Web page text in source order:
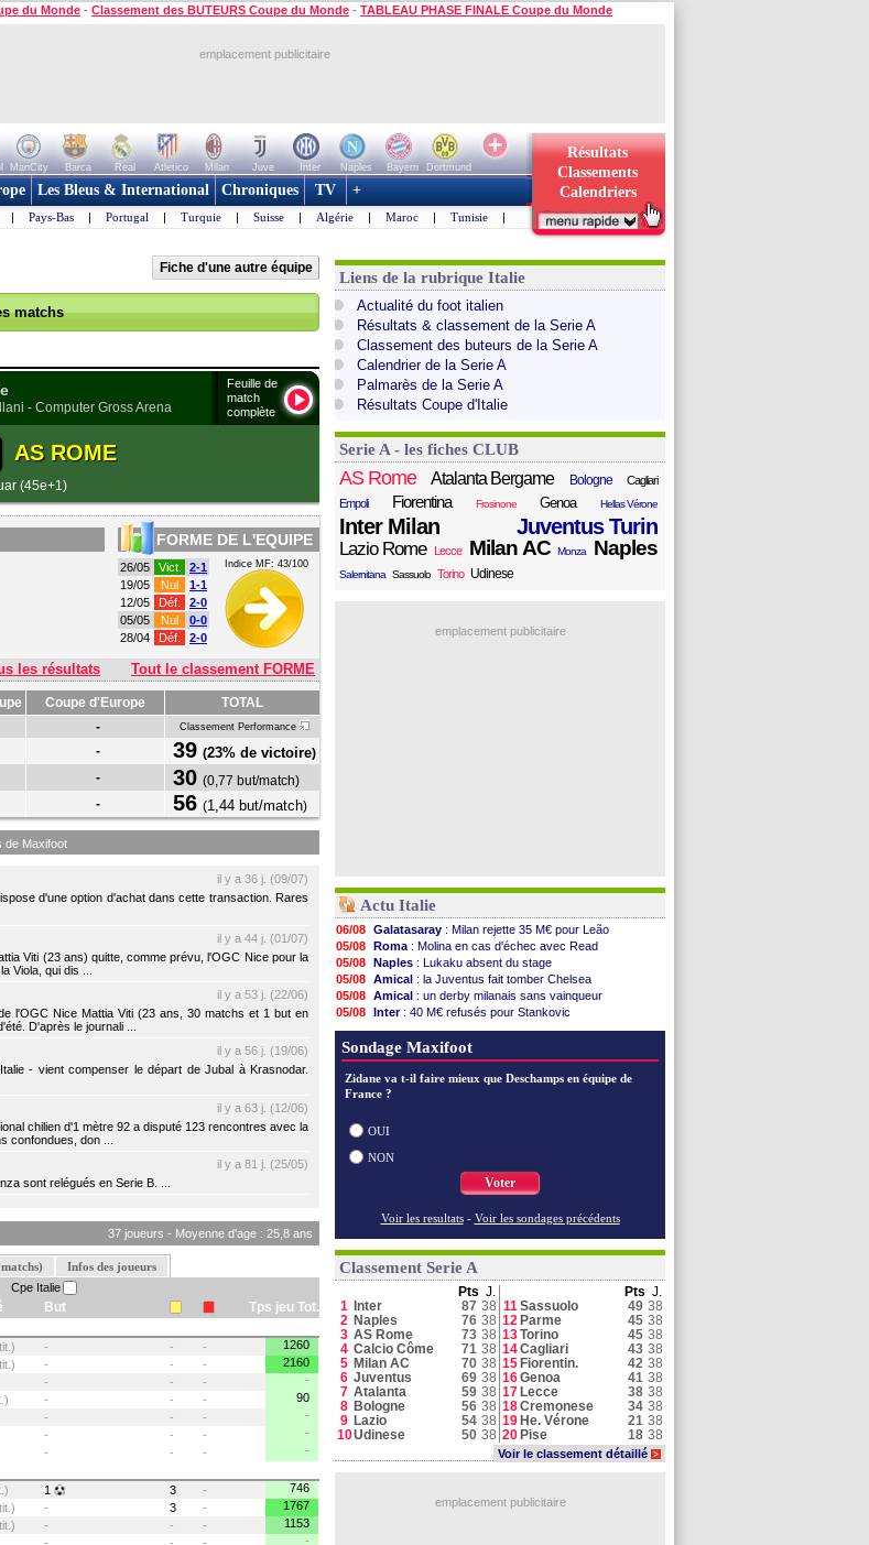
du Monde - Classement des BUTEURS Coupe du Monde - TABLEAU PHASE FINALE Coupe du Monde
emplacement publicitaire
ManCity Barca Real Atletico Milan Juve Inter Naples Bayern
Dortmund
Résultats
Classements
Calendriers
Les Bleus & International Chroniques TV +
| Pays-Bas | Portugal | Turquie | Suisse | Algérie | Maroc | Tunisie |
Fiche d'une autre équipe
matchs
Feuille de
match
complète
- Computer Gross Arena
AS ROME
(45e+1)
FORME DE L'EQUIPE
Indice MF: 43/100
26/05 Vict.
2-1
19/05
Nul
1-1
12/05
Déf.
2-0
05/05
Nul
0-0
28/04
Déf. 2-0
les résultats Tout le classement FORME
Coupe d'Europe
TOTAL
- Classement Performance
- 39 (23% de victoire)
- 30 (0,77 but/match)
- 56 (1,44 but/match)
de Maxifoot
il y a 36 j. (09/07)
d'une option d'achat dans cette transaction. Rares
il y a 44 j. (01/07)
Viti (23 ans) quitte, comme prévu, l'OGC Nice pour la
Viola, qui dis ...
il y a 53 j. (22/06)
l'OGC Nice Mattia Viti (23 ans, 30 matchs et 1 but en
D'après le journali ...
il y a 56 j. (19/06)
- vient compenser le départ de Jubal à Krasnodar.
il y a 63 j. (12/06)
chilien d'1 mètre 92 a disputé 123 rencontres avec la
confondues, don ...
il y a 81 j. (25/05)
sont relégués en Serie B. ...
37 joueurs - Moyenne d'age : 25,8 ans
Infos des joueurs
Cpe Italie
But Tps jeu Tot.
- - -
1260
- - -
2160
- - -
-
- - -
90
- - -
-
- - -
-
- - -
-
1 3 -
746
- 3 -
1767
- - -
1153
-
Liens de la rubrique Italie
Actualité du foot italien
Résultats & classement de la Serie A
Classement des buteurs de la Serie A
Calendrier de la Serie A
Palmarès de la Serie A
Résultats Coupe d'Italie
Serie A - les fiches CLUB
AS Rome Atalanta Bergame Bologne
Cagliari
Empoli
Fiorentina Frosinone Genoa Hellas Vérone
Inter Milan Juventus Turin
Lazio Rome Lecce Milan AC Monza Naples
Salernitana Sassuolo Torino Udinese
emplacement publicitaire
Actu Italie
06/08 Galatasaray : Milan rejette 35 M€ pour Leão
05/08 Roma : Molina en cas d'échec avec Read
05/08 Naples : Lukaku absent du stage
05/08 Amical : la Juventus fait tomber Chelsea
05/08 Amical : un derby milanais sans vainqueur
05/08 Inter: 40 M€ refusés pour Stankovic
04/08 Juve: Buffon vote Vicario
04/08 Schalke: Lindstrøm reste à Naples
03/08 Naples: De Bruyne devrait finalement rester
03/08 Al Ittihad: une offre de l'Inter pour Diaby
03/08 Côme
03/08
Parme
02/08
Parme
Voir toutes les brèves
Sondage Maxifoot
Zidane va t-il faire mieux que Deschamps en équipe de
France ?
OUI
NON
Voter
Voir les resultats - Voir les sondages précédents
Classement Serie A
Pts J. Pts J.
1 Inter 87 38 11Sassuolo 49 38
2 Naples 76 38 12 Parme 45 38
3 AS Rome 73 38 13Torino 45 38
4 Calcio Côme 71 38 14Cagliari 43 38
5 Milan AC 70 38 15 Fiorentin. 42 38
6 Juventus 69 38 16Genoa 41 38
7 Atalanta 59 38 17 Lecce 38 38
8 Bologne 56 38 18Cremonese 34 38
9 Lazio 54 38 19 He. Vérone 21 38
10Udinese 50 38 20 Pise 18 38
Voir le classement détaillé >
emplacement publicitaire